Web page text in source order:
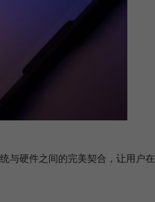
与硬件之间的完美契合，让用户在